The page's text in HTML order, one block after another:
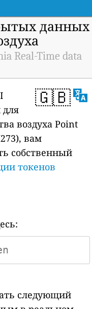
данных
Real-Time data
🇬🇧
воздуха Point
вам
собственный
токенов
следующий